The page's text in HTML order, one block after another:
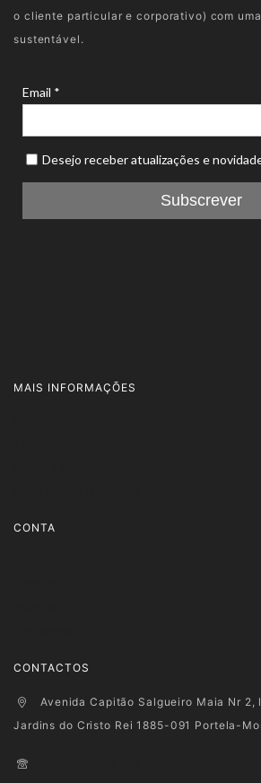
o cliente particular e corporativo) com
sustentável.
MAIS INFORMAÇÕES
CONTA
CONTACTOS
Avenida Capitão Salgueiro Maia Nr 2,
Jardins do Cristo Rei 1885-091 Portela-